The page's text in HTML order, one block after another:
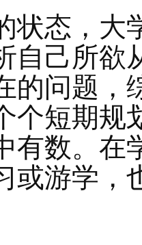
状态，大
自己所欲
的问题，
个短期规
有数。在
或游学，